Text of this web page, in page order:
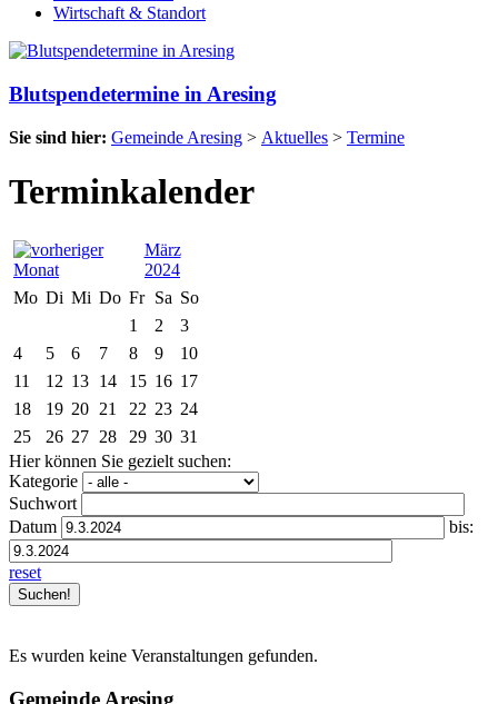
Wirtschaft & Standort
Blutspendetermine in Aresing
Sie sind hier: Gemeinde Aresing > Aktuelles > Termine
Terminkalender
März
2024
Mo Di Mi Do Fr Sa So
1
2
3
4
5 6 7 8 9
10
11
12 13 14 15 16 17
18
19 20 21 22 23 24
25
26 27 28 29 30 31
Hier können Sie gezielt suchen:
Kategorie
Suchwort
Datum
bis:
reset
Es wurden keine Veranstaltungen gefunden.
Gemeinde Aresing